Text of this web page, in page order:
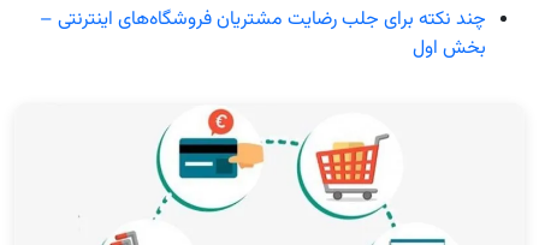
چند نکته برای جلب رضایت مشتریان فروشگاه‌های اینترنتی –
بخش اول